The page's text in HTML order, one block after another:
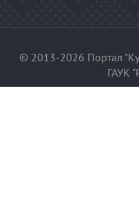
© 2013-2026 Портал
ГАУК